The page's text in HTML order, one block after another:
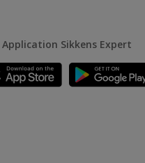
Application Sikkens Expert